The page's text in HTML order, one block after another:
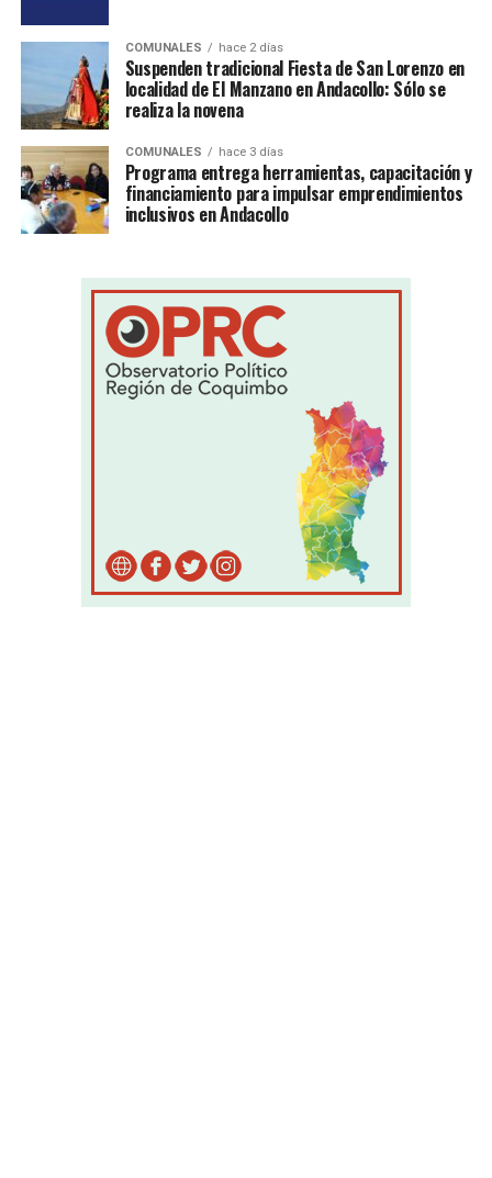
COMUNALES hace 2 días
Suspenden tradicional Fiesta de San Lorenzo en
localidad de El Manzano en Andacollo: Sólo se
realiza la novena
COMUNALES hace 3 días
Programa entrega herramientas, capacitación y
financiamiento para impulsar emprendimientos
inclusivos en Andacollo